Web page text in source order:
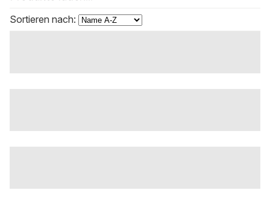
Sortieren nach: